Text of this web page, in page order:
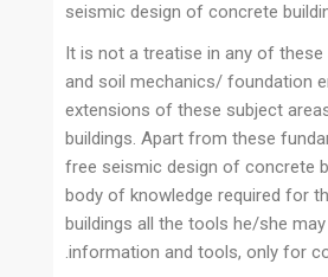
seismic design of concrete
It is not a treatise in any of
and soil mechanics/ foundation
extensions of these subject
buildings. Apart from these
free seismic design of concrete
body of knowledge required for
buildings all the tools he/she
information and tools, only for